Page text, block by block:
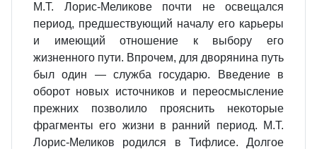
М.Т. Лорис-Меликове почти не освещался
период, предшествующий началу его карьеры
и имеющий отношение к выбору его
жизненного пути. Впрочем, для дворянина путь
был один — служба государю. Введение в
оборот новых источников и переосмысление
прежних позволило прояснить некоторые
фрагменты его жизни в ранний период. М.Т.
Лорис-Меликов родился в Тифлисе. Долгое